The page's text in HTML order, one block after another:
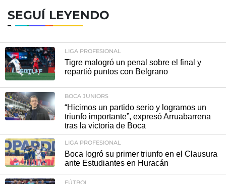
SEGUÍ LEYENDO
LIGA PROFESIONAL
Tigre malogró un penal sobre el final y
repartió puntos con Belgrano
BOCA JUNIORS
“Hicimos un partido serio y logramos un
triunfo importante”, expresó Arruabarrena
tras la victoria de Boca
LIGA PROFESIONAL
Boca logró su primer triunfo en el Clausura
ante Estudiantes en Huracán
FÚTBOL